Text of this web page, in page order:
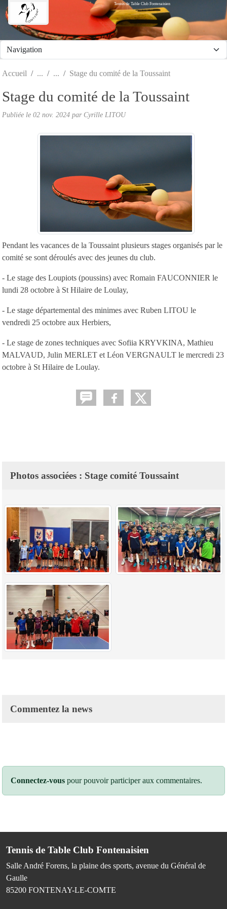
Tennis de Table Club Fontenaisien
Accueil Stage du comité de la Toussaint
Stage du comité de la Toussaint
Publiée le 02 nov. 2024 par Cyrille LITOU
Pendant les vacances de la Toussaint plusieurs stages organisés par le
comité se sont déroulés avec des jeunes du club.
- Le stage des Loupiots (poussins) avec Romain FAUCONNIER le
lundi 28 octobre à St Hilaire de Loulay,
- Le stage départemental des minimes avec Ruben LITOU le
vendredi 25 octobre aux Herbiers,
- Le stage de zones techniques avec Sofiia KRYVKINA, Mathieu
MALVAUD, Julin MERLET et Léon VERGNAULT le mercredi 23
octobre à St Hilaire de Loulay.
Photos associées : Stage comité Toussaint
Commentez la news
Connectez-vous pour pouvoir participer aux commentaires.
Tennis de Table Club Fontenaisien
Salle André Forens, la plaine des sports, avenue du Général de
Gaulle
85200 FONTENAY-LE-COMTE
Panneau de gestion des cookies